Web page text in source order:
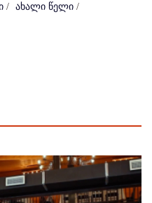
/ ახალი წელი /